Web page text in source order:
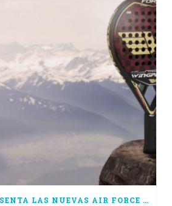
WINGPADEL PRESENTA LAS NUEVAS AIR FORCE 3.0